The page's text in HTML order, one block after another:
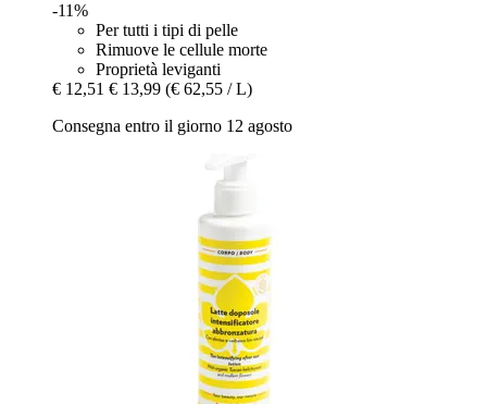
-11%
Per tutti i tipi di pelle
Rimuove le cellule morte
Proprietà leviganti
€ 12,51 € 13,99 (€ 62,55 / L)
Consegna entro il giorno 12 agosto